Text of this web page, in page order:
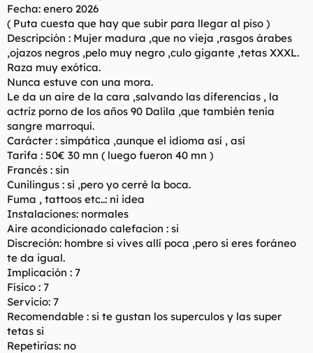
m
a
Fecha: enero 2026
( Puta cuesta que hay que subir para llegar al piso )
Descripción : Mujer madura ,que no vieja ,rasgos árabes
,ojazos negros ,pelo muy negro ,culo gigante ,tetas XXXL.
Raza muy exótica.
Nunca estuve con una mora.
Le da un aire de la cara ,salvando las diferencias , la
actriz porno de los años 90 Dalila ,que también tenía
sangre marroquí.
Carácter : simpática ,aunque el idioma así , así
Tarifa : 50€ 30 mn ( luego fueron 40 mn )
Francés : sin
Cunilingus : si ,pero yo cerré la boca.
Fuma , tattoos etc..: ni idea
Instalaciones: normales
Aire acondicionado calefacion : si
Discreción: hombre si vives allí poca ,pero si eres foráneo
te da igual.
Implicación : 7
Físico : 7
Servicio: 7
Recomendable : si te gustan los superculos y las super
tetas si
Repetirías: no